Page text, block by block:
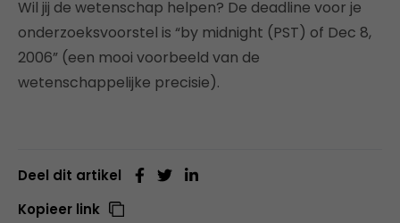
Wil jij de wetenschap helpen? De deadline voor je
onderzoeksvoorstel is “by midnight (PST) of Dec 8,
2006” (een mooi voorbeeld van de
wetenschappelijke precisie).
Deel dit artikel
Kopieer link